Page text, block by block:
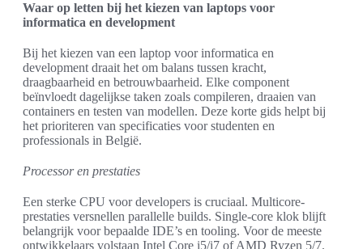
Waar op letten bij het kiezen van laptops voor
informatica en development
Bij het kiezen van een laptop voor informatica en
development draait het om balans tussen kracht,
draagbaarheid en betrouwbaarheid. Elke component
beïnvloedt dagelijkse taken zoals compileren, draaien van
containers en testen van modellen. Deze korte gids helpt bij
het prioriteren van specificaties voor studenten en
professionals in België.
Processor en prestaties
Een sterke CPU voor developers is cruciaal. Multicore-
prestaties versnellen parallelle builds. Single-core klok blijft
belangrijk voor bepaalde IDE’s en tooling. Voor de meeste
ontwikkelaars volstaan Intel Core i5/i7 of AMD Ryzen 5/7.